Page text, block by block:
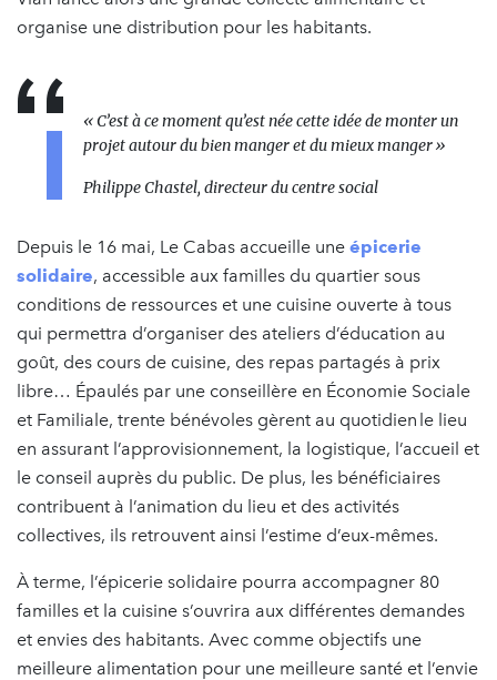
organise une distribution pour les habitants.
« C’est à ce moment qu’est née cette idée de monter un
projet autour du bien manger et du mieux manger »
Philippe Chastel, directeur du centre social
Depuis le 16 mai, Le Cabas accueille une épicerie
solidaire, accessible aux familles du quartier sous
conditions de ressources et une cuisine ouverte à tous
qui permettra d’organiser des ateliers d’éducation au
goût, des cours de cuisine, des repas partagés à prix
libre… Épaulés par une conseillère en Économie Sociale
et Familiale, trente bénévoles gèrent au quotidien le lieu
en assurant l’approvisionnement, la logistique, l’accueil et
le conseil auprès du public. De plus, les bénéficiaires
contribuent à l’animation du lieu et des activités
collectives, ils retrouvent ainsi l’estime d’eux-mêmes.
À terme, l’épicerie solidaire pourra accompagner 80
familles et la cuisine s’ouvrira aux différentes demandes
et envies des habitants. Avec comme objectifs une
meilleure alimentation pour une meilleure santé et l’envie